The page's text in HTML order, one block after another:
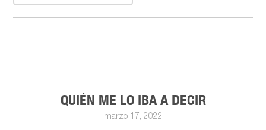
QUIÉN ME LO IBA A DECIR
marzo 17, 2022